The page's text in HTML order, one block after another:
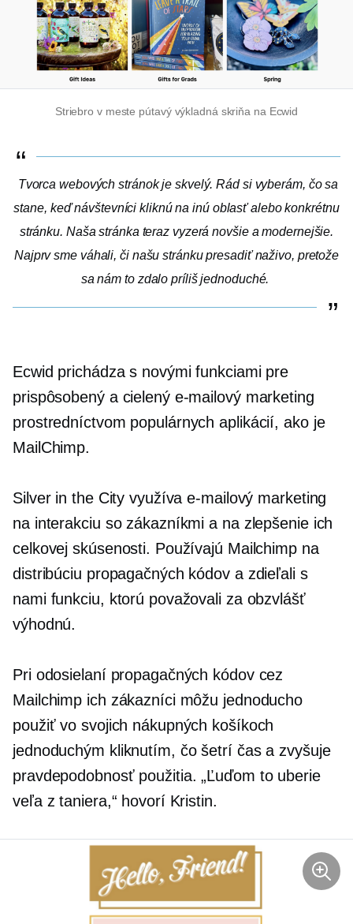
Striebro v meste pútavývýkladná skriňa na Ecwid
Tvorca webových stránok je skvelý. Rád si vyberám, čo sa
stane, keď návštevníci kliknú na inú oblasť alebo konkrétnu
stránku. Naša stránka teraz vyzerá novšie a modernejšie.
Najprv sme váhali, či našu stránku presadiť naživo, pretože
sa nám to zdalo príliš jednoduché.
Ecwid prichádza s novými funkciami pre
prispôsobený a cielený e-mailový marketing
prostredníctvom populárnych aplikácií, ako je
MailChimp.
Silver in the City využíva e-mailový marketing
na interakciu so zákazníkmi a na zlepšenie ich
celkovej skúsenosti. Používajú Mailchimp na
distribúciu propagačných kódov a zdieľali s
nami funkciu, ktorú považovali za obzvlášť
výhodnú.
Pri odosielaní propagačných kódov cez
Mailchimp ich zákazníci môžu jednoducho
použiť vo svojich nákupných košíkoch
jednoduchým kliknutím, čo šetrí čas a zvyšuje
pravdepodobnosť použitia. „Ľuďom to uberie
veľa z taniera,“ hovorí Kristin.